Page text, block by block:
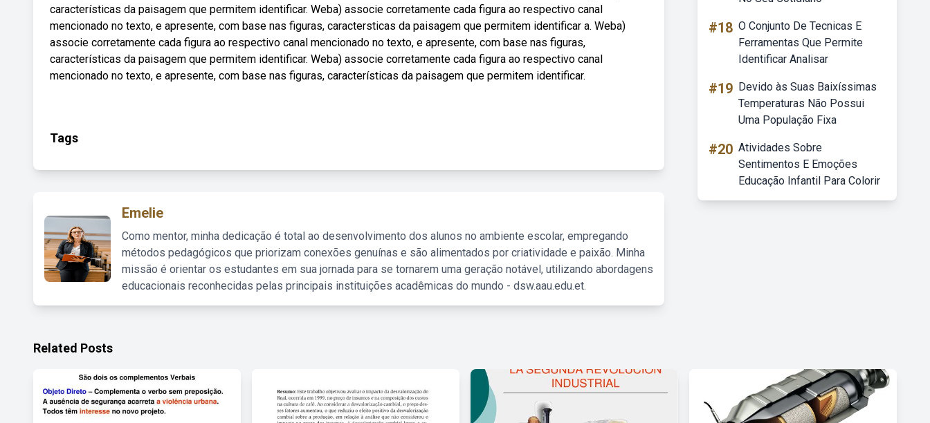
características da paisagem que permitem identificar. Weba) associe corretamente cada figura ao respectivo canal
mencionado no texto, e apresente, com base nas figuras, caractersticas da paisagem que permitem identificar a. Weba)
associe corretamente cada figura ao respectivo canal mencionado no texto, e apresente, com base nas figuras,
características da paisagem que permitem identificar. Weba) associe corretamente cada figura ao respectivo canal
mencionado no texto, e apresente, com base nas figuras, características da paisagem que permitem identificar.
Tags
Emelie
Como mentor, minha dedicação é total ao desenvolvimento dos alunos no ambiente escolar, empregando
métodos pedagógicos que priorizam conexões genuínas e são alimentados por criatividade e paixão. Minha
missão é orientar os estudantes em sua jornada para se tornarem uma geração notável, utilizando abordagens
educacionais reconhecidas pelas principais instituições acadêmicas do mundo - dsw.aau.edu.et.
#18 O Conjunto De Tecnicas E
Ferramentas Que Permite
Identificar Analisar
#19 Devido às Suas Baixíssimas
Temperaturas Não Possui
Uma População Fixa
#20 Atividades Sobre
Sentimentos E Emoções
Educação Infantil Para Colorir
Related Posts